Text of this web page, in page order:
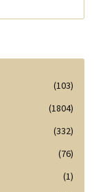
(103)
(1804)
(332)
(76)
(1)